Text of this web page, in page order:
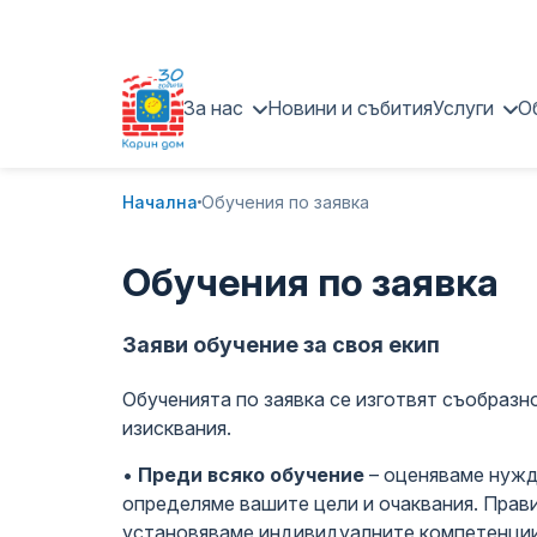
За нас
Партньори и приятели
Проекти
Застъпничество
Новини и събитияУслуги
Ранна
Начална Обучения по заявка
Обучения по заявка
Заяви обучение за своя екип
Обученията по заявка се изготвят
изисквания.
• Преди всяко обучение – оценяваме
определяме вашите цели и очаквания.
установяваме индивидуалните